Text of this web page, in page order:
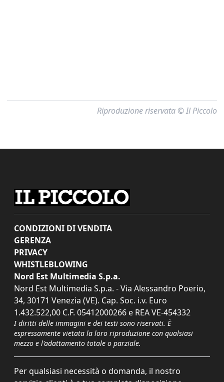
Riproduzione riservata © Il Piccolo
CONDIZIONI DI VENDITA
GERENZA
PRIVACY
WHISTLEBLOWING
Nord Est Multimedia S.p.a.
Nord Est Multimedia S.p.a. - Via Alessandro Poerio,
34, 30171 Venezia (VE). Cap. Soc. i.v. Euro
1.432.522,00 C.F. 05412000266 e REA VE-454332
I diritti delle immagini e dei testi sono riservati. È
espressamente vietata la loro riproduzione con qualsiasi
mezzo e l'adattamento totale o parziale.
Per qualsiasi necessità o domanda, il nostro